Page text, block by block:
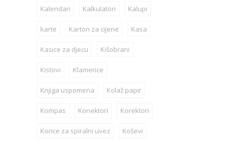
Kalendari Kalkulatori Kalupi
karte Karton za cijene Kasa
Kasice za djecu Kišobrani
Kistovi Klamerice
Knjiga uspomena Kolaž papir
Kompas Konektori Korektori
Korice za spiralni uvez Koševi